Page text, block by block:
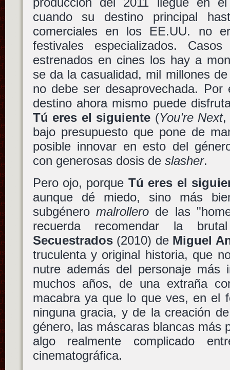
cuando su destino principal
comerciales en los EE.UU. no
festivales especializados.
estrenados en cines los hay a
se da la casualidad, mil millones
no debe ser desaprovechada. Por
destino ahora mismo puede
Tú eres el siguiente (You’re Next,
bajo presupuesto que pone de
posible innovar en esto del
con generosas dosis de slasher.
Pero ojo, porque Tú eres el
aunque dé miedo, sino más
subgénero malrollerode las
recuerda recomendar la
Secuestrados(2010) de Miguel
truculenta y original historia, que
nutre además del personaje más
muchos años, de una extraña
macabra ya que lo que ves, en el
ninguna gracia, y de la creación
género, las máscaras blancas más
algo realmente complicado
cinematográfica.